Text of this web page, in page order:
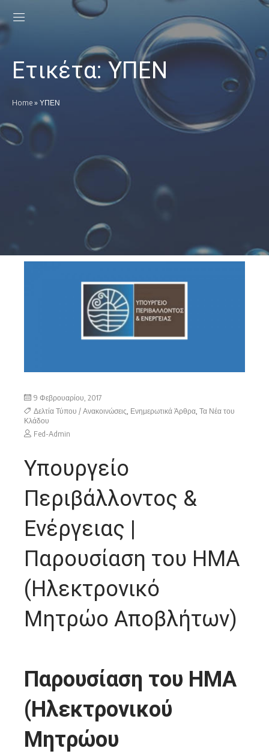
Ετικέτα:ΥΠΕΝ
Home » ΥΠΕΝ
9 Φεβρουαρίου, 2017
Δελτία Τύπου / Ανακοινώσεις, Ενημερωτικά Άρθρα, Τα Νέα του
Κλάδου
Fed-Admin
Υπουργείο
Περιβάλλοντος &
Ενέργειας |
Παρουσίαση του ΗΜΑ
(Ηλεκτρονικό
Μητρώο Αποβλήτων)
Παρουσίαση του ΗΜΑ
(Ηλεκτρονικού
Μητρώου